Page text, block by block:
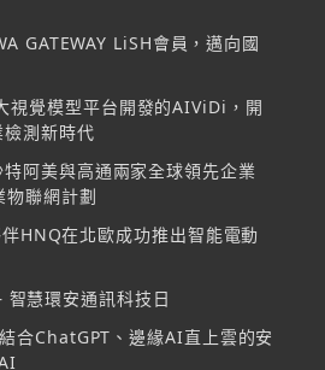
GATEWAY LiSH會員，邁向國
視覺模型平台開發的AIViDi，開
測新時代
阿美與高通兩家全球領先企業
物聯網計劃
HNQ在北歐成功推出智能電動
慧環安通訊科技日
合ChatGPT、邊緣AI直上雲的安